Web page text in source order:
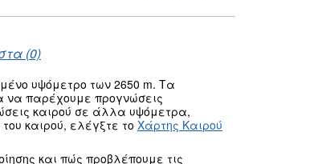
(0)
υψόμετρο των 2650 m. Τα
να παρέχουμε προγνώσεις
καιρού σε άλλα υψόμετρα,
καιρού, ελέγξτε το Χάρτης Καιρού
και πώς προβλέπουμε τις